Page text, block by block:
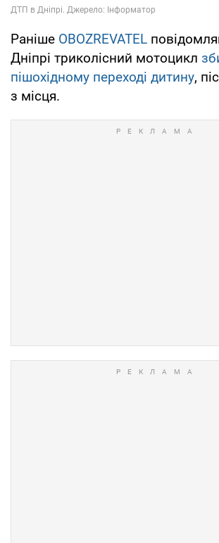
Раніше OBOZREVATEL
Дніпрі триколісний мотоцикл
пішохідному переході дитину,
з місця.